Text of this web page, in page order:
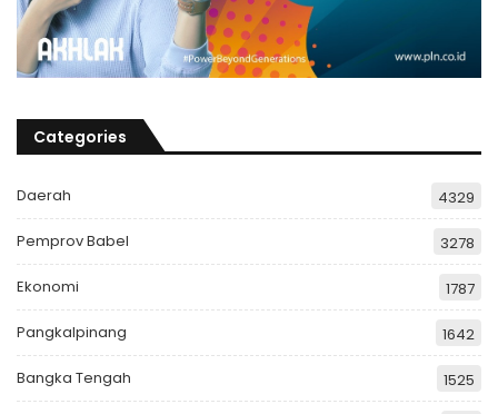
Categories
Daerah 4329
Pemprov Babel 3278
Ekonomi 1787
Pangkalpinang 1642
Bangka Tengah 1525